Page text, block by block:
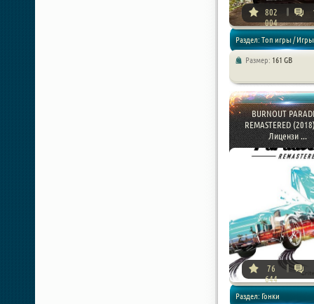
802
004
Раздел: Топ игры / Игры
Размер: 161 GB
BURNOUT
REMASTERED
Лицензи ...
76
644
Раздел: Гонки